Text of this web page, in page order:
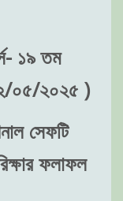
১৯ তম
০৫/২০২৫ )
সেফটি
ফলাফল